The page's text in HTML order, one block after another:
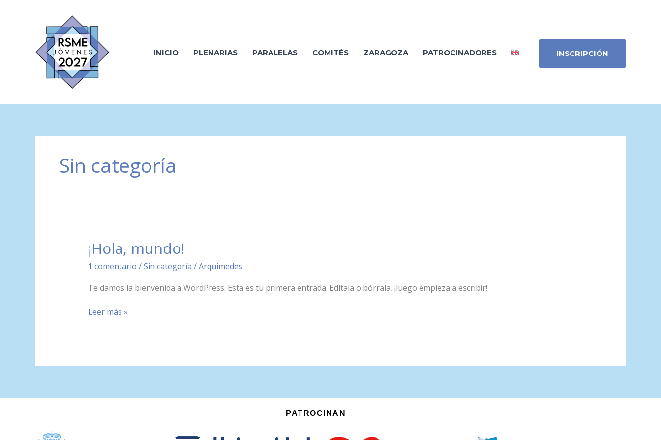
INICIO PLENARIAS PARALELAS COMITÉS ZARAGOZA PATROCINADORES INSCRIPCIÓN
Sin categoría
¡Hola, mundo!
1 comentario /Sin categoría /Arquimedes
Te damos la bienvenida a WordPress. Esta es tu primera entrada. Edítala o bórrala, ¡luego empieza a escribir!
¡Hola,
mundo!
Leer más »
PATROCINAN